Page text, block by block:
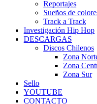
Reportajes
Sueños de
Track a Track
Investigación Hip Hop
DESCARGAS
Discos Chilenos
Zona
Zona
Zona Sur
Sello
YOUTUBE
CONTACTO